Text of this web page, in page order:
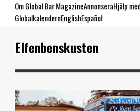
Om Global Bar MagazineAnnonseraHjälp
GlobalkalendernEnglishEspañol
Elfenbenskusten